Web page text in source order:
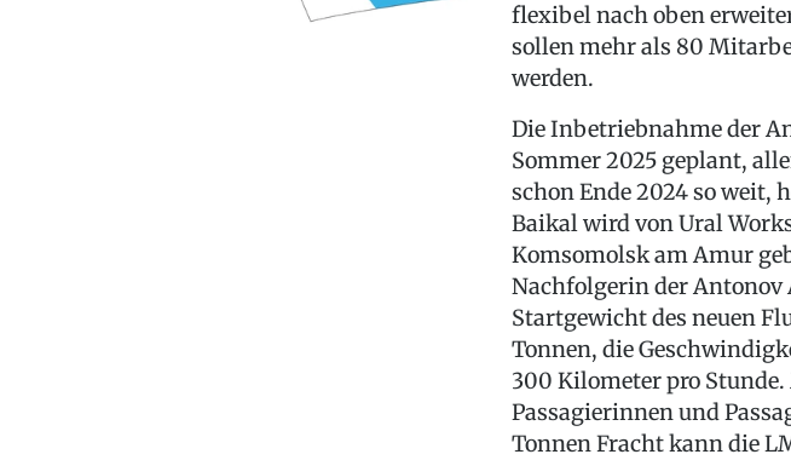
flexibel nach oben
sollen mehr als 80
werden.
Die Inbetriebnahme der
Sommer 2025 geplant,
schon Ende 2024 so weit,
Baikal wird von Ural
Komsomolsk am Amur
Nachfolgerin der Antonov
Startgewicht des neuen
Tonnen, die
300 Kilometer pro
Passagierinnen und
Tonnen Fracht kann die